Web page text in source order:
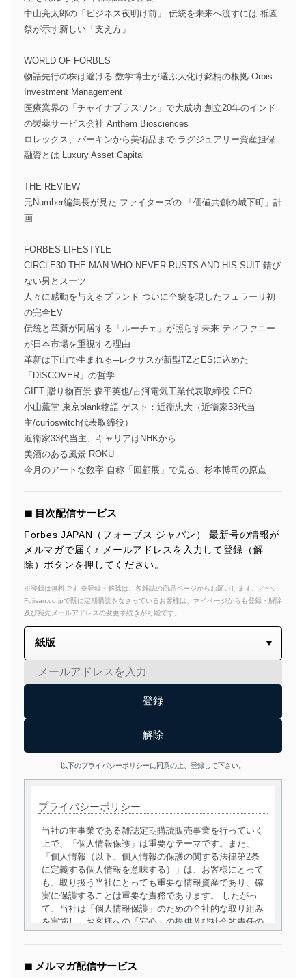
中山亮太郎の「ビジネス夜明け前」 伝統を未来へ渡すには 祗園
祭が示す新しい「支え方」
WORLD OF FORBES
物語先行の株は避ける 数学博士が選ぶ大化け銘柄の根拠 Orbis
Investment Management
医療業界の「チャイナプラスワン」で大成功 創立20年のインド
の製薬サービス会社 Anthem Biosciences
ロレックス、バーキンから美術品まで ラグジュアリー資産担保
融資とは Luxury Asset Capital
THE REVIEW
元Number編集長が見た ファイターズの 「価値共創の城下町」計
画
FORBES LIFESTYLE
CIRCLE30 THE MAN WHO NEVER RUSTS AND HIS SUIT 錆び
ない男とスーツ
人々に感動を与えるブランド ついに全貌を現したフェラーリ初
の完全EV
伝統と革新が同居する「ルーチェ」が照らす未来 ティファニー
が日本市場を重視する理由
革新は下山で生まれる─レクサスが新型TZとESに込めた
「DISCOVER」の哲学
GIFT 贈り物百景 森平英也/古河電気工業代表取締役 CEO
小山薫堂 東京blank物語 ゲスト：近衞忠大（近衞家33代当
主/curioswitch代表取締役）
近衞家33代当主、キャリアはNHKから
美酒のある風景 ROKU
今月のアートな数字 自称「回顧展」で見る、杉本博司の原点
◼︎ 目次配信サービス
Forbes JAPAN（フォーブス ジャパン） 最新号の情報が
メルマガで届く♪ メールアドレスを入力して登録（解
除）ボタンを押してください。
※登録は無料です ※登録・解除は、各雑誌の商品ページからお願いします。／~＼
Fujisan.co.jpで既に定期購読をなさっているお客様は、マイページからも登録・解除
及び宛先メールアドレスの変更手続きが可能です。
以下のプライバシーポリシーに同意の上、登録して下さい。
プライバシーポリシー
当社の主事業である雑誌定期購読販売事業を行っていく
上で、「個人情報保護」は重要なテーマです。また、
「個人情報（以下、個人情報の保護の関する法律第2条
に定義する個人情報を意味する）」は、お客様にとって
も、取り扱う当社にとっても重要な情報資産であり、確
実に保護することは重要な責務であります。 したがっ
て、当社は「個人情報保護」のための全社的な取り組み
を実施し、お客様への「安心」の提供及び社会的責任の
個人情報の取得・利用・提供について
◼︎ メルマガ配信サービス